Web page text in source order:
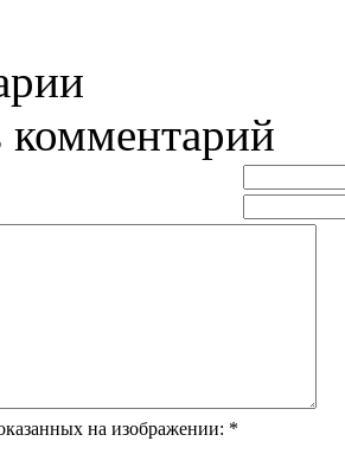
комментарий
на изображении: *